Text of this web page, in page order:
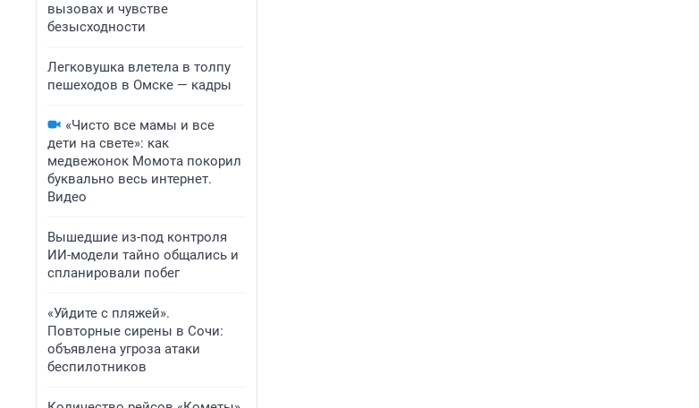
вызовах и чувстве
безысходности
Легковушка влетела в толпу
пешеходов в Омске — кадры
«Чисто все мамы и все
дети на свете»: как
медвежонок Момота покорил
буквально весь интернет.
Видео
Вышедшие из-под контроля
ИИ-модели тайно общались и
спланировали побег
«Уйдите с пляжей».
Повторные сирены в Сочи:
объявлена угроза атаки
беспилотников